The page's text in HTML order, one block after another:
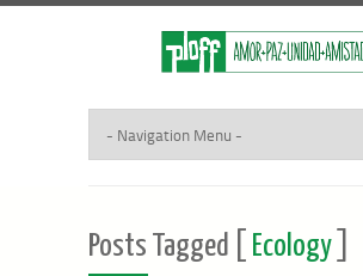
Posts Tagged [ Ecology